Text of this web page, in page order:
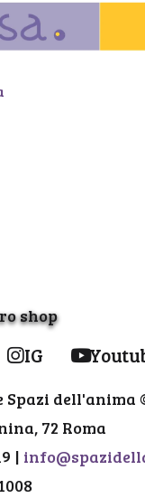
shop
IG
Spazi dell'anima
72 Roma
|